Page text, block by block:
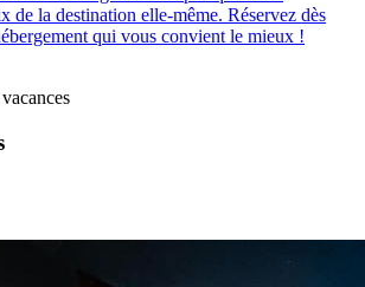
de la destination elle-même. Réservez dès
qui vous convient le mieux !